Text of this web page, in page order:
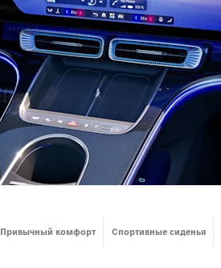
Привычный комфорт Спортивные сиденья